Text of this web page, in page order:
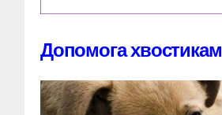
Допомога хвостикам